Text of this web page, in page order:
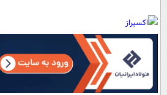
آب و هوا
اوقات شرعی